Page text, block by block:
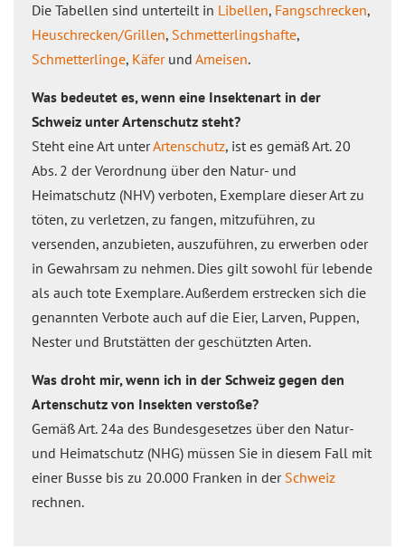
Die Tabellen sind unterteilt in Libellen, Fangschrecken,
Heuschrecken/Grillen, Schmetterlingshafte,
Schmetterlinge, Käferund Ameisen.
Was bedeutet es, wenn eine Insektenart in der
Schweiz unter Artenschutz steht?
Steht eine Art unterArtenschutz, ist es gemäß Art. 20
Abs. 2 der Verordnung über den Natur- und
Heimatschutz (NHV) verboten, Exemplare dieser Art zu
töten, zu verletzen, zu fangen, mitzuführen, zu
versenden, anzubieten, auszuführen, zu erwerben oder
in Gewahrsam zu nehmen. Dies gilt sowohl für lebende
als auch tote Exemplare. Außerdem erstrecken sich die
genannten Verbote auch auf die Eier, Larven, Puppen,
Nester und Brutstätten der geschützten Arten.
Was droht mir, wenn ich in der Schweiz gegen den
Artenschutz von Insekten verstoße?
Gemäß Art. 24a des Bundesgesetzes über den Natur-
und Heimatschutz (NHG) müssen Sie in diesem Fall mit
einer Busse bis zu 20.000 Franken in der Schweiz
rechnen.